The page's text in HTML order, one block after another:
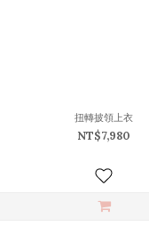
扭轉披領上衣
NT$7,980